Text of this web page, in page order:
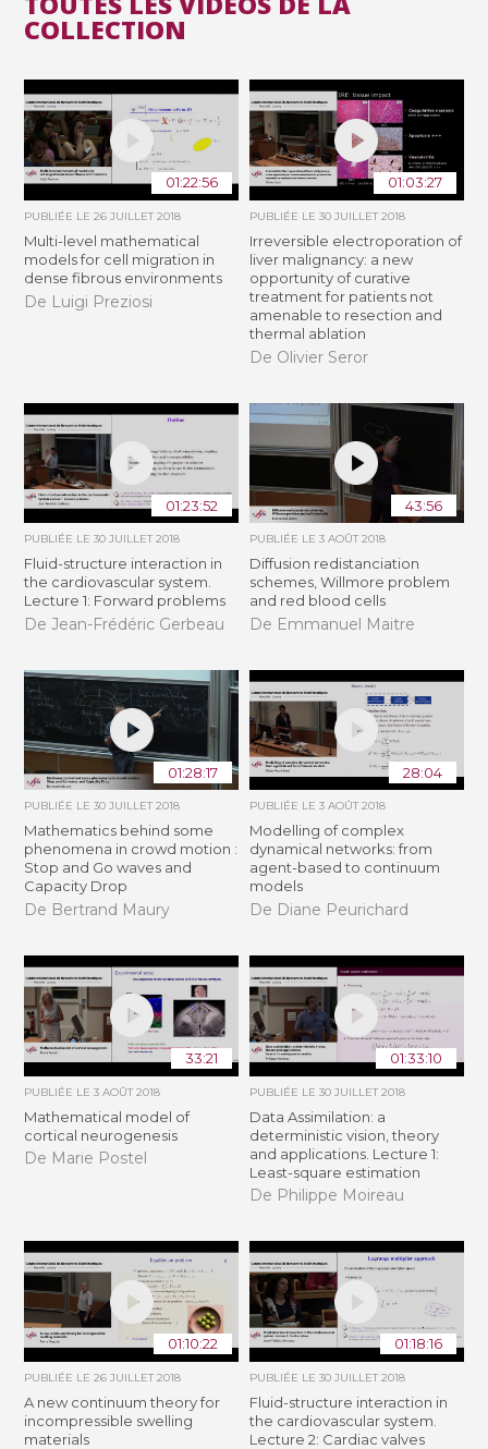
COLLECTION
01:22:56
PUBLIÉE LE26 JUILLET 2018
Multi-level mathematical
models for cell migration in
dense fibrous environments
De Luigi Preziosi
01:03:27
PUBLIÉE LE 30 JUILLET 2018
Irreversible electroporation of
liver malignancy: a new
opportunity of curative
treatment for patients not
amenable to resection and
thermal ablation
De Olivier Seror
01:23:52
PUBLIÉE LE30 JUILLET 2018
Fluid-structure interaction in
the cardiovascular system.
Lecture 1: Forward problems
De Jean-Frédéric Gerbeau
43:56
PUBLIÉE LE 3 AOÛT 2018
Diffusion redistanciation
schemes, Willmore problem
and red blood cells
De Emmanuel Maitre
01:28:17
PUBLIÉE LE30 JUILLET 2018
Mathematics behind some
phenomena in crowd motion :
Stop and Go waves and
Capacity Drop
De Bertrand Maury
28:04
PUBLIÉE LE 3 AOÛT 2018
Modelling of complex
dynamical networks: from
agent-based to continuum
models
De Diane Peurichard
33:21
PUBLIÉE LE3 AOÛT 2018
Mathematical model of
cortical neurogenesis
De Marie Postel
01:33:10
PUBLIÉE LE 30 JUILLET 2018
Data Assimilation: a
deterministic vision, theory
and applications. Lecture 1:
Least-square estimation
De Philippe Moireau
01:10:22
PUBLIÉE LE26 JUILLET 2018
A new continuum theory for
incompressible swelling
materials
01:18:16
PUBLIÉE LE 30 JUILLET 2018
Fluid-structure interaction in
the cardiovascular system.
Lecture 2: Cardiac valves